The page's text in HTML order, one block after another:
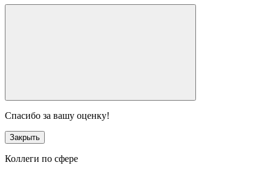
Спасибо за вашу оценку!
Закрыть
Коллеги по сфере